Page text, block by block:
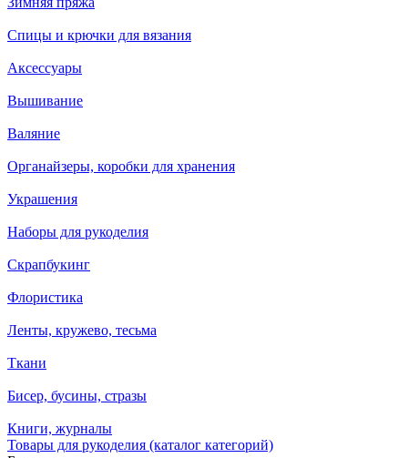
Спицы и крючки для вязания
Аксессуары
Вышивание
Валяние
Органайзеры, коробки для хранения
Украшения
Наборы для рукоделия
Скрапбукинг
Флористика
Ленты, кружево, тесьма
Ткани
Бисер, бусины, стразы
Книги, журналы
Товары для рукоделия (каталог категорий)